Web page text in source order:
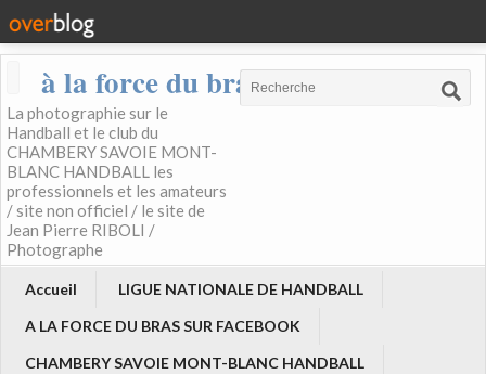
à la force du bras
La photographie sur le
Handball et le club du
CHAMBERY SAVOIE MONT-
BLANC HANDBALL les
professionnels et les amateurs
/ site non officiel / le site de
Jean Pierre RIBOLI /
Photographe
Accueil
LIGUE NATIONALE DE HANDBALL
A LA FORCE DU BRAS SUR FACEBOOK
CHAMBERY SAVOIE MONT-BLANC HANDBALL